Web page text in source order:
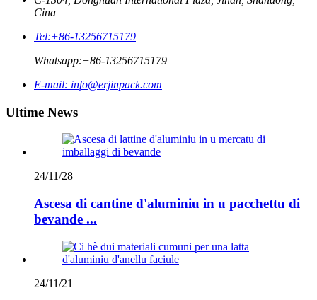
Cina
Tel:+86-13256715179
Whatsapp:+86-13256715179
E-mail: info@erjinpack.com
Ultime News
24/11/28
Ascesa di cantine d'aluminiu in u pacchettu di
bevande ...
24/11/21